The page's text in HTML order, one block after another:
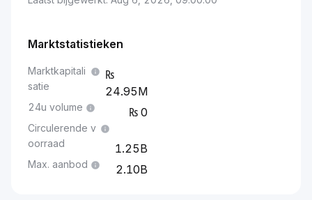
Marktstatistieken
Marktkapitali
satie
24.95M
24u volume 0
Circulerende v
oorraad
1.25B
Max. aanbod 2.10B